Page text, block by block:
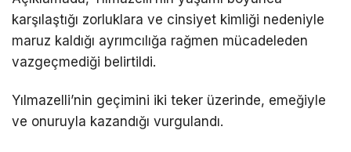
karşılaştığı zorluklara ve cinsiyet kimliği nedeniyle
maruz kaldığı ayrımcılığa rağmen mücadeleden
vazgeçmediği belirtildi.
Yılmazelli’nin geçimini iki teker üzerinde, emeğiyle
ve onuruyla kazandığı vurgulandı.